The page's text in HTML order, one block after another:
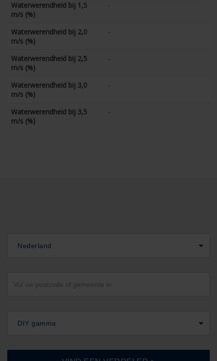
Waterwerendheid bij 1,5
m/s (%)
-
Waterwerendheid bij 2,0
m/s (%)
-
Waterwerendheid bij 2,5
m/s (%)
-
Waterwerendheid bij 3,0
m/s (%)
-
Waterwerendheid bij 3,5
m/s (%)
-
Nederland
DIY gamma